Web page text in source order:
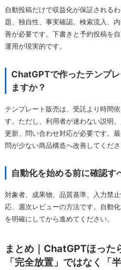
自動投稿だけで収益化が保証される
題、独自性、事実確認、検索流入、
善が必要です。下書きと予約投稿を
運用が現実的です。
ChatGPTで作ったテンプ
ますか？
テンプレート販売は、受託より時間
す。ただし、利用者が迷わない説明
更新、問い合わせ対応が必要です。
問が少ない商品構造へ改善してくださ
自動化を始める前に確認す
対象者、成果物、品質基準、入力禁
応、週次レビューの方法です。自動
を明確にしてから進めてください。
まとめ｜ChatGPTほった
「完全放置」ではなく「